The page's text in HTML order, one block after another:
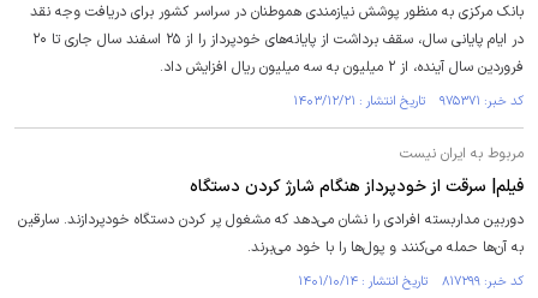
بانک مرکزی به منظور پوشش نیازمندی هموطنان در سراسر کشور برای دریافت وجه نقد
در ایام پایانی سال، سقف برداشت از پایانه‌های خودپرداز را از ۲۵ اسفند سال جاری تا ۲۰
فروردین سال آینده، از ۲ میلیون به سه میلیون ریال افزایش داد.
کد خبر: ۹۷۵۳۷۱ تاریخ انتشار : ۱۴۰۳/۱۲/۲۱
مربوط به ایران نیست
فیلم| سرقت از خودپرداز هنگام شارژ کردن دستگاه
دوربین مداربسته افرادی را نشان می‌دهد که مشغول پر کردن دستگاه خودپردازند. سارقین
به آن‌ها حمله می‌کنند و پول‌ها را با خود می‌برند.
کد خبر: ۸۱۷۲۹۹ تاریخ انتشار : ۱۴۰۱/۱۰/۱۴